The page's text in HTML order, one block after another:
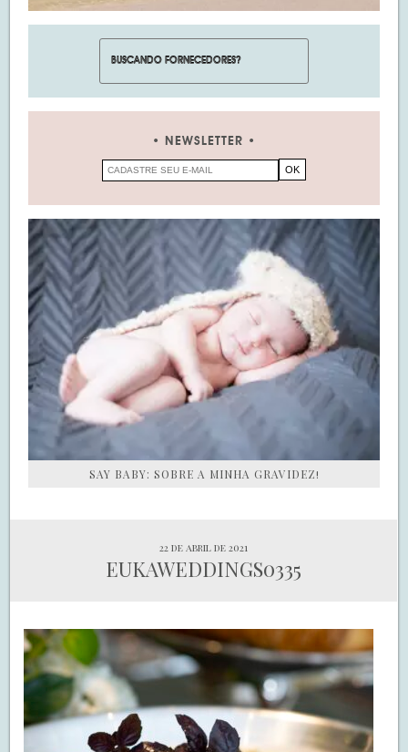
NEWSLETTER
SAY BABY: SOBRE A MINHA GRAVIDEZ!
22 de abril de 2021
EUKAWEDDINGS0335